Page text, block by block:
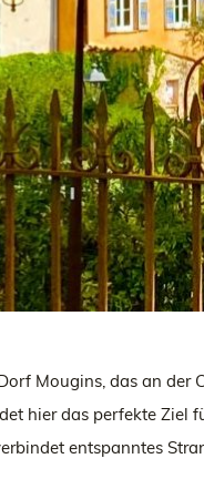
Mougins, das an
hier das perfekte
entspanntes